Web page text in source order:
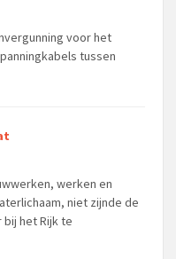
voor het
tussen
werken en
niet zijnde de
het Rijk te